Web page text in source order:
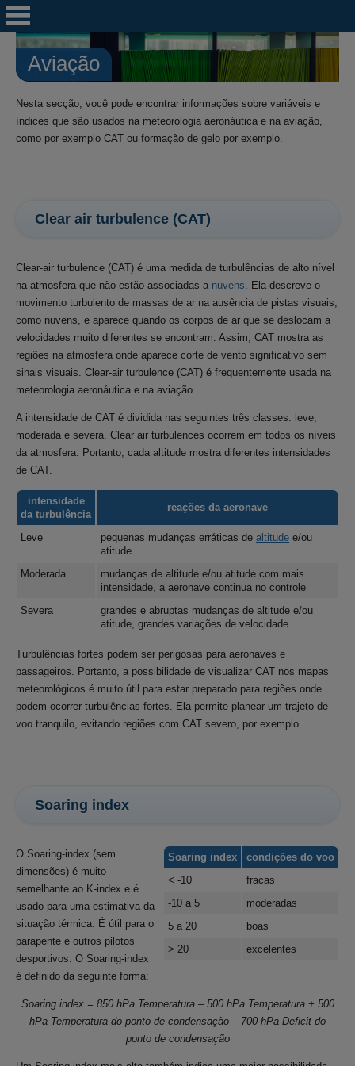
Aviação
Nesta secção, você pode encontrar informações sobre variáveis e
índices que são usados na meteorologia aeronáutica e na aviação,
como por exemplo CAT ou formação de gelo por exemplo.
Clear air turbulence (CAT)
Clear-air turbulence (CAT) é uma medida de turbulências de alto nível
na atmosfera que não estão associadas a nuvens. Ela descreve o
movimento turbulento de massas de ar na ausência de pistas visuais,
como nuvens, e aparece quando os corpos de ar que se deslocam a
velocidades muito diferentes se encontram. Assim, CAT mostra as
regiões na atmosfera onde aparece corte de vento significativo sem
sinais visuais. Clear-air turbulence (CAT) é frequentemente usada na
meteorologia aeronáutica e na aviação.
A intensidade de CAT é dividida nas seguintes três classes: leve,
moderada e severa. Clear air turbulences ocorrem em todos os níveis
da atmosfera. Portanto, cada altitude mostra diferentes intensidades
de CAT.
intensidade
da turbulência
reações da aeronave
Leve pequenas mudanças erráticas de altitude e/ou
atitude
Moderada
mudanças de altitude e/ou atitude com mais
intensidade, a aeronave continua no controle
Severa
grandes e abruptas mudanças de altitude e/ou
atitude, grandes variações de velocidade
Turbulências fortes podem ser perigosas para aeronaves e
passageiros. Portanto, a possibilidade de visualizar CAT nos mapas
meteorológicos é muito útil para estar preparado para regiões onde
podem ocorrer turbulências fortes. Ela permite planear um trajeto de
voo tranquilo, evitando regiões com CAT severo, por exemplo.
Soaring index
Soaring index
condições do voo
< -10
fracas
-10 a 5
moderadas
5 a 20
boas
> 20
excelentes
O Soaring-index (sem
dimensões) é muito
semelhante ao K-index e é
usado para uma estimativa da
situação térmica. É útil para o
parapente e outros pilotos
desportivos. O Soaring-index
é definido da seguinte forma:
Soaring index = 850 hPa Temperatura – 500 hPa Temperatura + 500
hPa Temperatura do ponto de condensação – 700 hPa Deficit do
ponto de condensação